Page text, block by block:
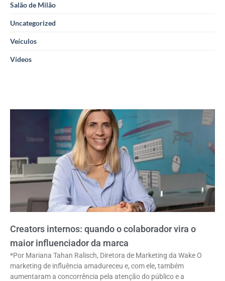
Salão de Milão
Uncategorized
Veículos
Vídeos
Creators internos: quando o colaborador vira o
maior influenciador da marca
*Por Mariana Tahan Ralisch, Diretora de Marketing da Wake O
marketing de influência amadureceu e, com ele, também
aumentaram a concorrência pela atenção do público e a